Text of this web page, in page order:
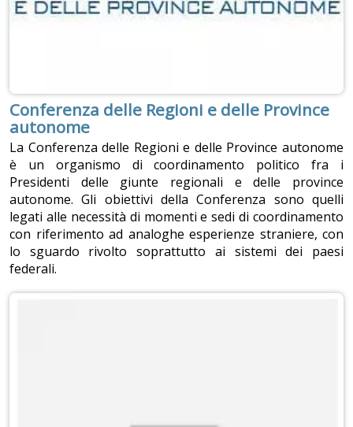
Conferenza delle Regioni e delle Province
autonome
La Conferenza delle Regioni e delle Province autonome
è un organismo di coordinamento politico fra i
Presidenti delle giunte regionali e delle province
autonome. Gli obiettivi della Conferenza sono quelli
legati alle necessità di momenti e sedi di coordinamento
con riferimento ad analoghe esperienze straniere, con
lo sguardo rivolto soprattutto ai sistemi dei paesi
federali.